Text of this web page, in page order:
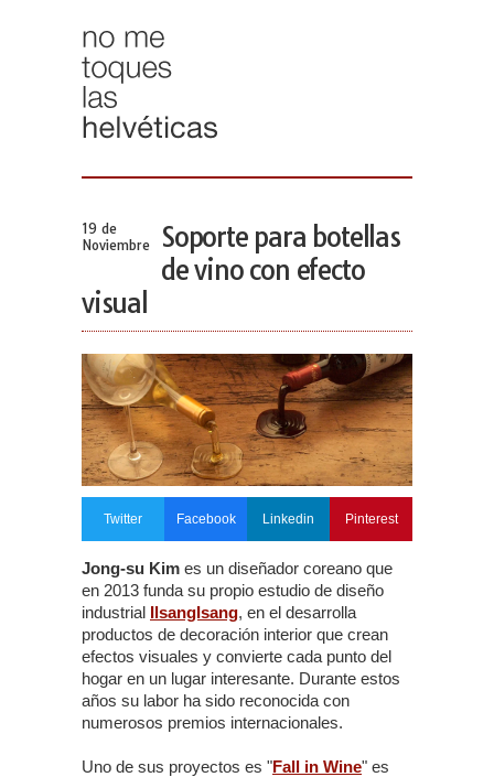
19 de
Noviembre
Soporte para botellas
de vino con efecto
visual
Twitter Facebook Linkedin Pinterest
Jong-su Kim es un diseñador coreano que
en 2013 funda su propio estudio de diseño
industrial IlsangIsang, en el desarrolla
productos de decoración interior que crean
efectos visuales y convierte cada punto del
hogar en un lugar interesante. Durante estos
años su labor ha sido reconocida con
numerosos premios internacionales.
Uno de sus proyectos es "Fall in Wine" es